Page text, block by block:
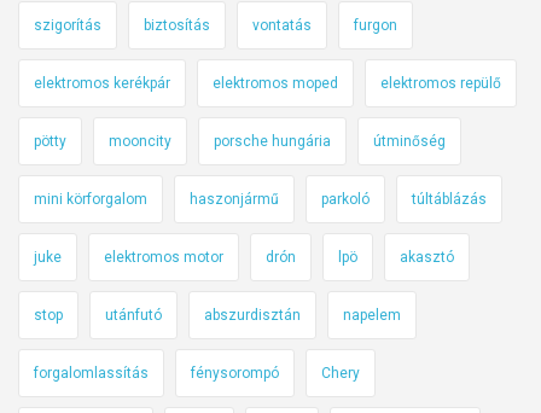
szigorítás biztosítás vontatás furgon
elektromos kerékpár elektromos moped elektromos repülő
pötty mooncity porsche hungária útminőség
mini körforgalom haszonjármű parkoló túltáblázás
juke elektromos motor drón lpö akasztó
stop utánfutó abszurdisztán napelem
forgalomlassítás fénysorompó Chery